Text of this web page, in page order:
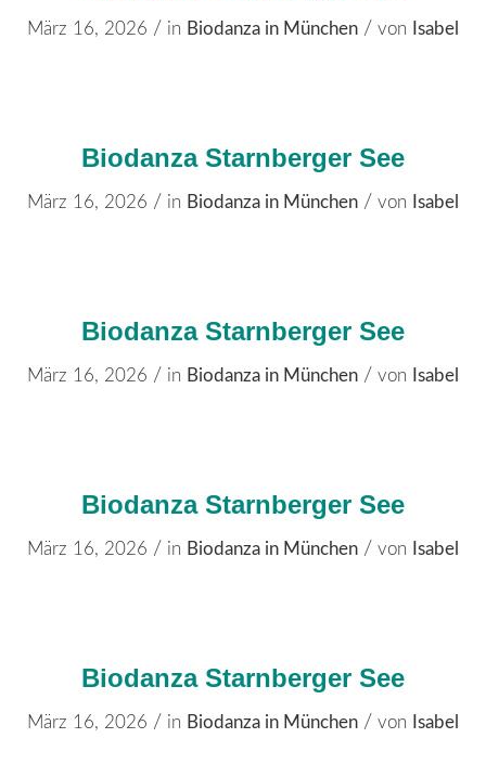
März 16, 2026 / in Biodanza in München / von Isabel
Biodanza Starnberger See
März 16, 2026 / in Biodanza in München / von Isabel
Biodanza Starnberger See
März 16, 2026 / in Biodanza in München / von Isabel
Biodanza Starnberger See
März 16, 2026 / in Biodanza in München / von Isabel
Biodanza Starnberger See
März 16, 2026 / in Biodanza in München / von Isabel